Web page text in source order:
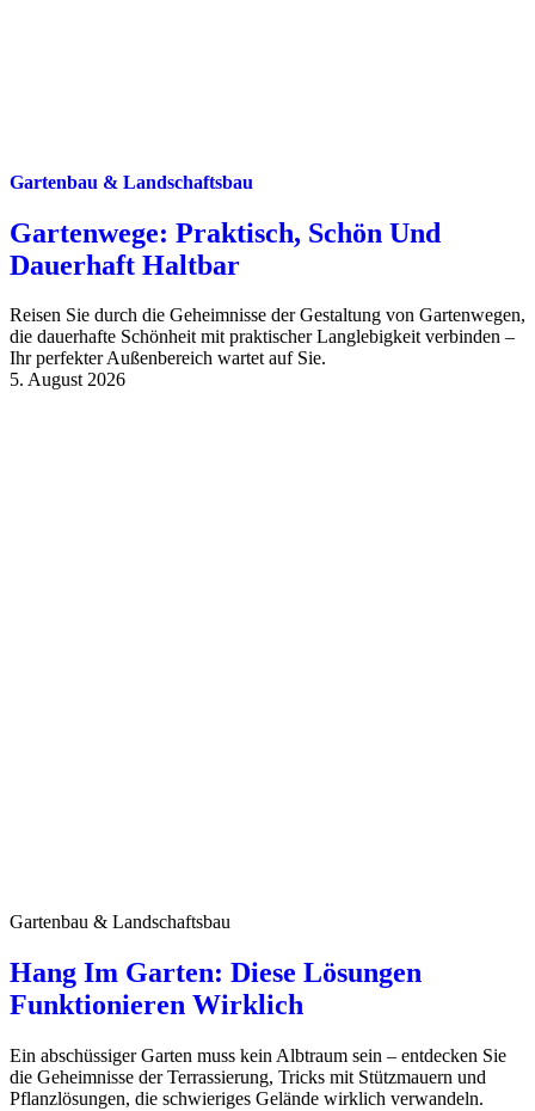
Gartenbau & Landschaftsbau
Gartenwege: Praktisch, Schön Und
Dauerhaft Haltbar
Reisen Sie durch die Geheimnisse der Gestaltung von Gartenwegen,
die dauerhafte Schönheit mit praktischer Langlebigkeit verbinden –
Ihr perfekter Außenbereich wartet auf Sie.
5. August 2026
Gartenbau & Landschaftsbau
Hang Im Garten: Diese Lösungen
Funktionieren Wirklich
Ein abschüssiger Garten muss kein Albtraum sein – entdecken Sie
die Geheimnisse der Terrassierung, Tricks mit Stützmauern und
Pflanzlösungen, die schwieriges Gelände wirklich verwandeln.